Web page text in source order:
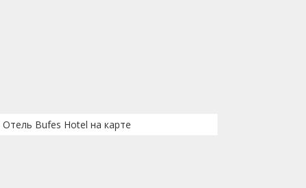
Отель Bufes Hotel на карте